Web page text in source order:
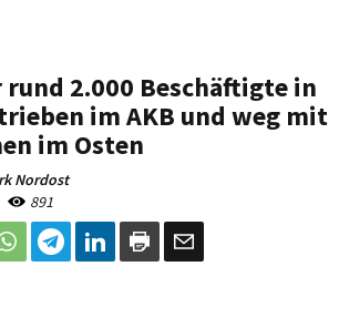
rund 2.000 Beschäftigte in
im AKB und weg mit
im Osten
Nordost
891